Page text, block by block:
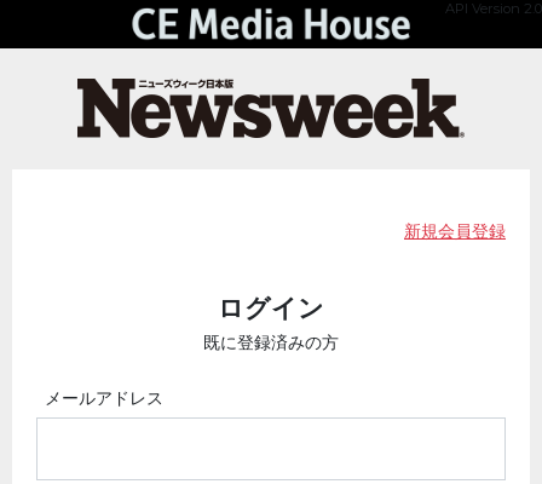
API Version 2.0
新規会員登録
ログイン
既に登録済みの方
メールアドレス